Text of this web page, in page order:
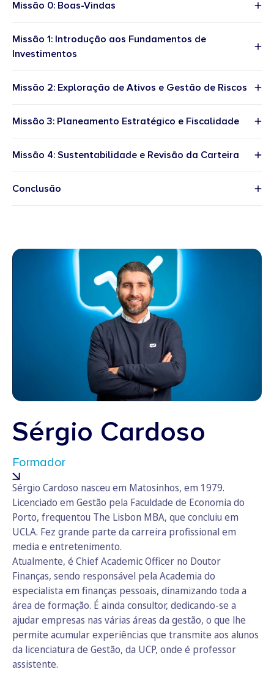
Missão 0: Boas-Vindas
Missão 1: Introdução aos Fundamentos de
Investimentos
Missão 2: Exploração de Ativos e Gestão de Riscos
Missão 3: Planeamento Estratégico e Fiscalidade
Missão 4: Sustentabilidade e Revisão da Carteira
Conclusão
Sérgio Cardoso
Formador
Sérgio Cardoso nasceu em Matosinhos, em 1979.
Licenciado em Gestão pela Faculdade de Economia do
Porto, frequentou The Lisbon MBA, que concluiu em
UCLA. Fez grande parte da carreira profissional em
media e entretenimento.
Atualmente, é Chief Academic Officer no Doutor
Finanças, sendo responsável pela Academia do
especialista em finanças pessoais, dinamizando toda a
área de formação. É ainda consultor, dedicando-se a
ajudar empresas nas várias áreas da gestão, o que lhe
permite acumular experiências que transmite aos alunos
da licenciatura de Gestão, da UCP, onde é professor
assistente.